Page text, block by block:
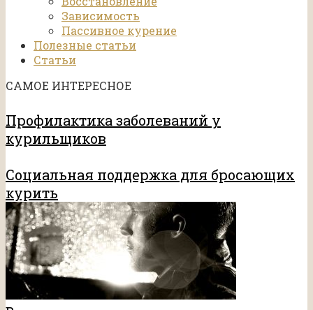
Зависимость
Пассивное курение
Полезные статьи
Статьи
САМОЕ ИНТЕРЕСНОЕ
Профилактика заболеваний у
курильщиков
Социальная поддержка для бросающих
курить